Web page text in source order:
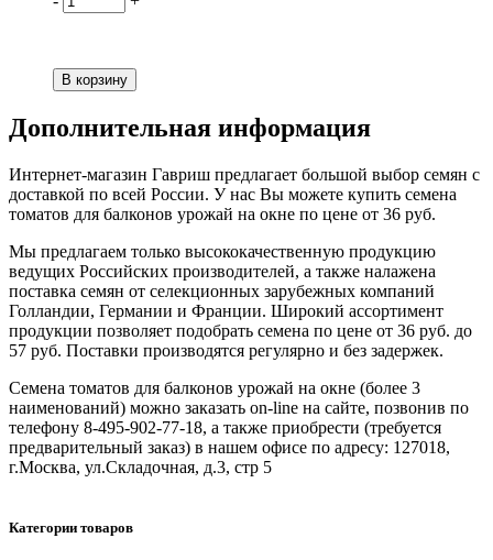
Дополнительная информация
Интернет-магазин Гавриш предлагает большой выбор семян с
доставкой по всей России. У нас Вы можете купить семена
томатов для балконов урожай на окне по цене от 36 руб.
Мы предлагаем только высококачественную продукцию
ведущих Российских производителей, а также налажена
поставка семян от селекционных зарубежных компаний
Голландии, Германии и Франции. Широкий ассортимент
продукции позволяет подобрать семена по цене от 36 руб. до
57 руб. Поставки производятся регулярно и без задержек.
Семена томатов для балконов урожай на окне (более 3
наименований) можно заказать on-line на сайте, позвонив по
телефону 8-495-902-77-18, а также приобрести (требуется
предварительный заказ) в нашем офисе по адресу: 127018,
г.Москва, ул.Складочная, д.3, стр 5
Категории товаров